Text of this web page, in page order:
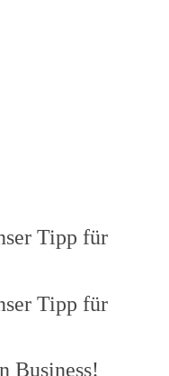
Tipp für
Tipp für
Business!​